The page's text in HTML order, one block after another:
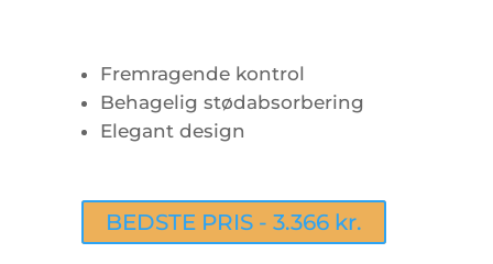
Fremragende kontrol
Behagelig stødabsorbering
Elegant design
BEDSTE PRIS - 3.366 kr.